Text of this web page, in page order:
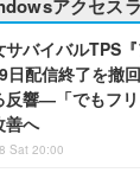
アクセス
サバイバルTPS
日配信終了を撤
反響―「でもフ
善へ
Sat 20:00